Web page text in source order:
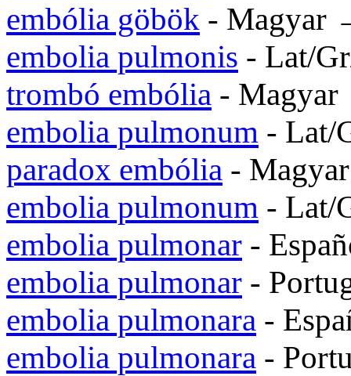
embólia göbök -
embolia pulmonis - Lat/
trombó embólia -
embolia pulmonum - Lat/
paradox embólia -
embolia pulmonum -
embolia pulmonar -
embolia pulmonar -
embolia pulmonara -
embolia pulmonara -